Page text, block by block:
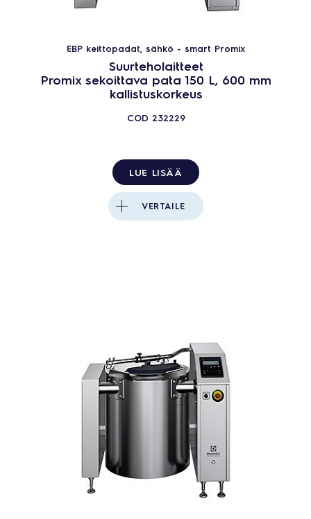
EBP keittopadat, sähkö - smart Promix
Suurteholaitteet
Promix sekoittava pata 150 L, 600 mm
kallistuskorkeus
COD 232229
LUE LISÄÄ
VERTAILE